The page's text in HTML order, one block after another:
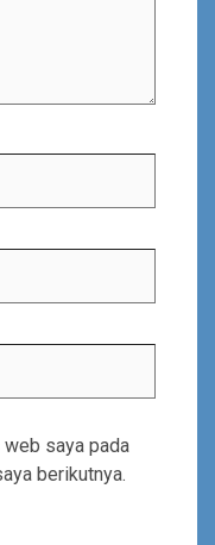
web saya pada
berikutnya.